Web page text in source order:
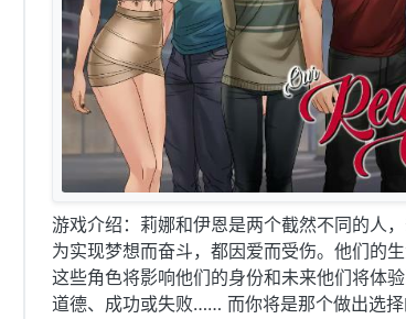
游戏介绍：莉娜和伊恩是两个截然不同的人
为实现梦想而奋斗，都因爱而受伤。他们的
这些角色将影响他们的身份和未来他们将体
道德、成功或失败…… 而你将是那个做出选